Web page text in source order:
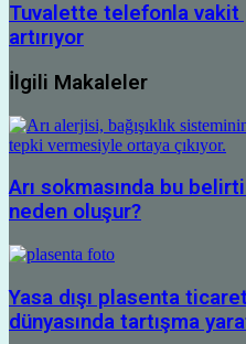
Tuvalette telefonla
artırıyor
İlgili Makaleler
Arı sokmasında bu
neden oluşur?
Yasa dışı plasenta
dünyasında tartışma